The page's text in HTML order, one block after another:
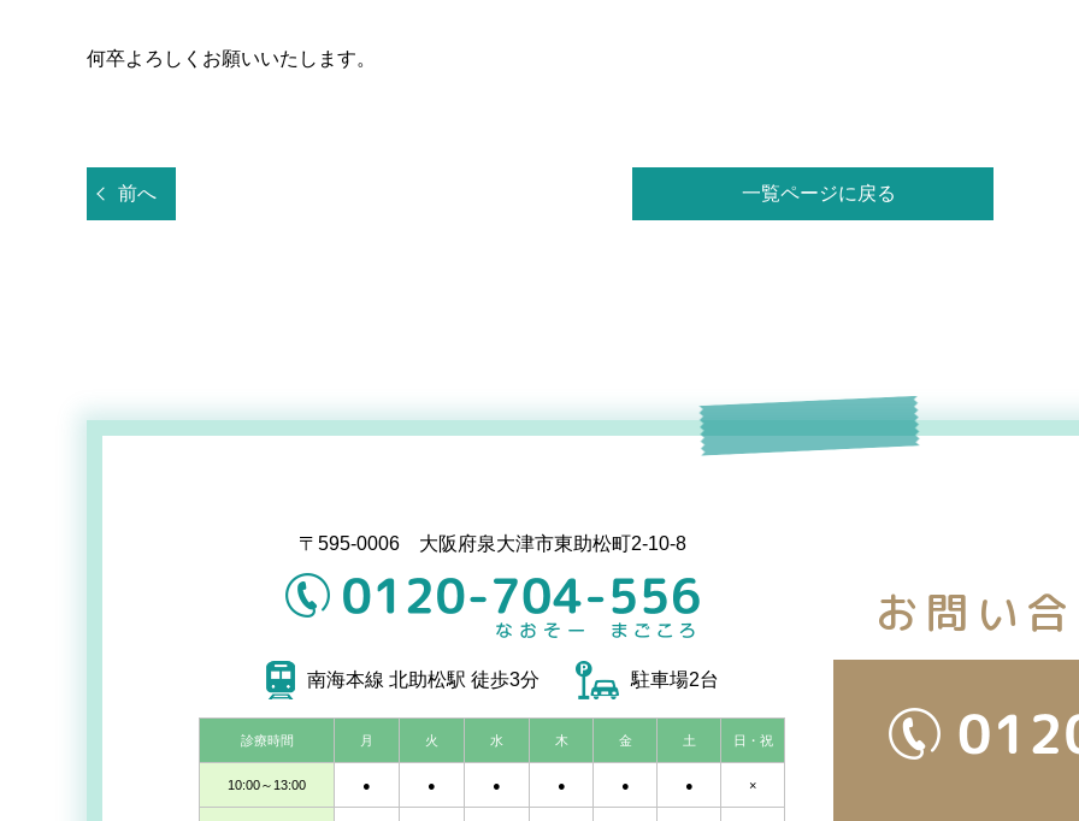
何卒よろしくお願いいたします。
前へ 一覧ページに戻る
〒595-0006 大阪府泉大津市東助松町2-10-8
南海本線 北助松駅 徒歩3分 駐車場2台
診療時間 月 火 水 木 金 土 日・祝
10:00～13:00 ● ● ● ● ● ● ×
お問い